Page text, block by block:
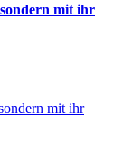
mit ihr